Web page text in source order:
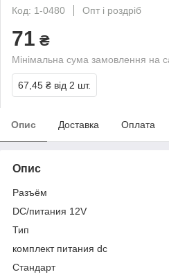
Код: 1-0480
Опт і роздріб
71 ₴
Мінімальна сума замовлення на
67,45 ₴ від 2 шт.
Опис Доставка Оплата
Опис
Разъём
DC/питания 12V
Тип
комплект питания dc
Стандарт